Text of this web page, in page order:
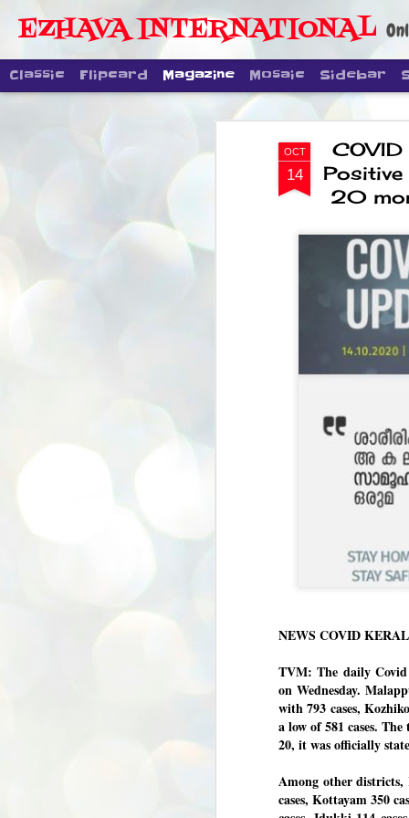
OCT
14
Positive
20
NEWS COVID
TVM: The daily Covid
on Wednesday.
with 793 cases,
a low of 581 cases.
20, it was officially
Among other districts,
cases, Kottayam 350
EZHAVA INTERNATIONAL
Classic Flipcard Magazine Mosaic Sidebar